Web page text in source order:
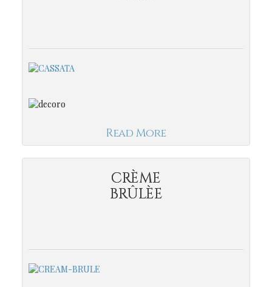
Read More
CRÈME
BRÛLÈE